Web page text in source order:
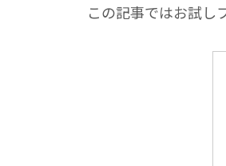
この記事ではお試し